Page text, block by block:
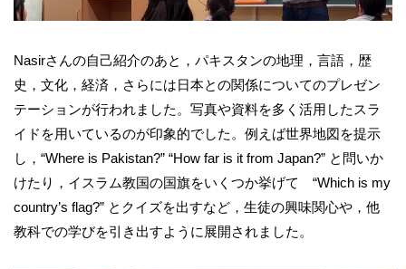
Nasirさんの自己紹介のあと，パキスタンの地理，言語，歴
史，文化，経済，さらには日本との関係についてのプレゼン
テーションが行われました。写真や資料を多く活用したスラ
イドを用いているのが印象的でした。例えば世界地図を提示
し，“Where is Pakistan?” “How far is it from Japan?” と問いか
けたり，イスラム教国の国旗をいくつか挙げて “Which is my
country’s flag?” とクイズを出すなど，生徒の興味関心や，他
教科での学びを引き出すように展開されました。